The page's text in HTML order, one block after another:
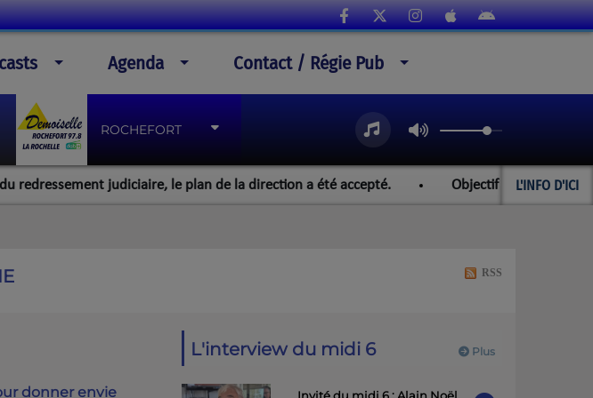
Agenda Contact / Régie Pub
ROCHEFORT
L'INFO D'ICI
judiciaire, le plan de la direction a été accepté. Objectif Paraguay et les
RSS
donner envie
Plus
L'interview du midi 6